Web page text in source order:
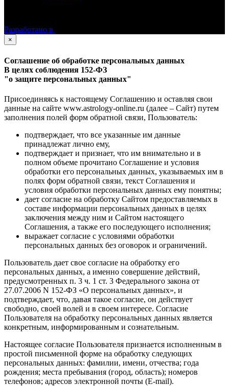
Разработано в
×
Соглашение об обработке персональных данных
В целях соблюдения 152-ФЗ
"о защите персональных данных"
Присоединяясь к настоящему Соглашению и оставляя свои
данные на сайте www.astrology-online.ru (далее – Сайт) путем
заполнения полей форм обратной связи, Пользователь:
подтверждает, что все указанные им данные
принадлежат лично ему,
подтверждает и признает, что им внимательно и в
полном объеме прочитано Соглашение и условия
обработки его персональных данных, указываемых им в
полях форм обратной связи, текст Соглашения и
условия обработки персональных данных ему понятны;
дает согласие на обработку Сайтом предоставляемых в
составе информации персональных данных в целях
заключения между ним и Сайтом настоящего
Соглашения, а также его последующего исполнения;
выражает согласие с условиями обработки
персональных данных без оговорок и ограничений.
Пользователь дает свое согласие на обработку его
персональных данных, а именно совершение действий,
предусмотренных п. 3 ч. 1 ст. 3 Федерального закона от
27.07.2006 N 152-ФЗ «О персональных данных», и
подтверждает, что, давая такое согласие, он действует
свободно, своей волей и в своем интересе. Согласие
Пользователя на обработку персональных данных является
конкретным, информированным и сознательным.
Настоящее согласие Пользователя признается исполненным в
простой письменной форме на обработку следующих
персональных данных: фамилии, имени, отчества; года
рождения; места пребывания (город, область); номеров
телефонов; адресов электронной почты (E-mail).